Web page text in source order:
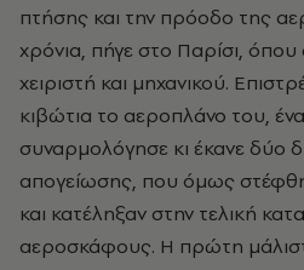
πτήσης και την πρόοδο της
χρόνια, πήγε στο Παρίσι,
χειριστή και μηχανικού.
κιβώτια το αεροπλάνο του,
συναρμολόγησε κι έκανε δύο
απογείωσης, που όμως
και κατέληξαν στην τελική
αεροσκάφους. Η πρώτη